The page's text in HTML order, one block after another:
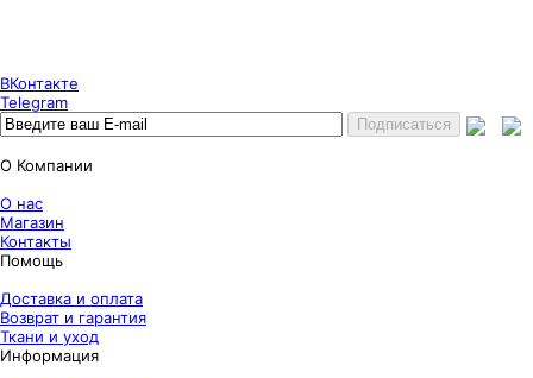
ВКонтакте
Telegram
О Компании
О нас
Магазин
Контакты
Помощь
Доставка и оплата
Возврат и гарантия
Ткани и уход
Информация